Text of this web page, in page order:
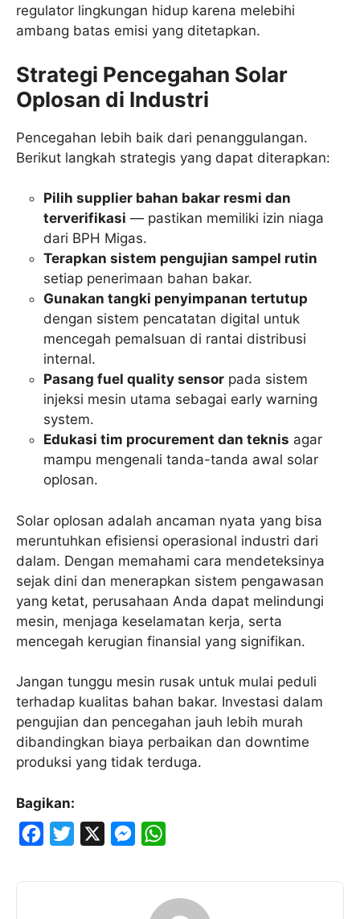
regulator lingkungan hidup karena melebihi
ambang batas emisi yang ditetapkan.
Strategi Pencegahan Solar
Oplosan di Industri
Pencegahan lebih baik dari penanggulangan.
Berikut langkah strategis yang dapat diterapkan:
Pilih supplier bahan bakar resmi dan
terverifikasi — pastikan memiliki izin niaga
dari BPH Migas.
Terapkan sistem pengujian sampel rutin
setiap penerimaan bahan bakar.
Gunakan tangki penyimpanan tertutup
dengan sistem pencatatan digital untuk
mencegah pemalsuan di rantai distribusi
internal.
Pasang fuel quality sensor pada sistem
injeksi mesin utama sebagai early warning
system.
Edukasi tim procurement dan teknis agar
mampu mengenali tanda-tanda awal solar
oplosan.
Solar oplosan adalah ancaman nyata yang bisa
meruntuhkan efisiensi operasional industri dari
dalam. Dengan memahami cara mendeteksinya
sejak dini dan menerapkan sistem pengawasan
yang ketat, perusahaan Anda dapat melindungi
mesin, menjaga keselamatan kerja, serta
mencegah kerugian finansial yang signifikan.
Jangan tunggu mesin rusak untuk mulai peduli
terhadap kualitas bahan bakar. Investasi dalam
pengujian dan pencegahan jauh lebih murah
dibandingkan biaya perbaikan dan downtime
produksi yang tidak terduga.
Bagikan:
c
i
M
s
a
t